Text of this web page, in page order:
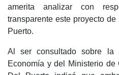
amerita analizar con
transparente este proyecto
Puerto.
Al ser consultado sobre la
Economía y del Ministerio